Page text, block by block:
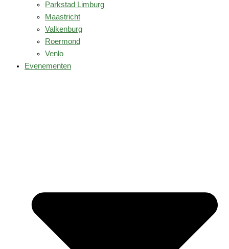
Parkstad Limburg
Maastricht
Valkenburg
Roermond
Venlo
Evenementen